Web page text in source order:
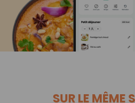
SUR LE MÊME